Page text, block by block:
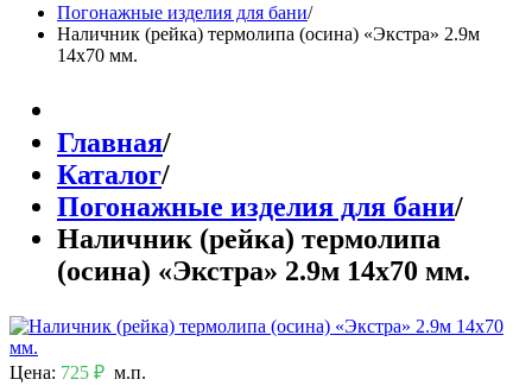
Погонажные изделия для бани/
Наличник (рейка) термолипа (осина) «Экстра» 2.9м
14х70 мм.
Главная/
Каталог/
Погонажные изделия для бани/
Наличник (рейка) термолипа
(осина) «Экстра» 2.9м 14х70 мм.
Цена: 725 ₽ м.п.